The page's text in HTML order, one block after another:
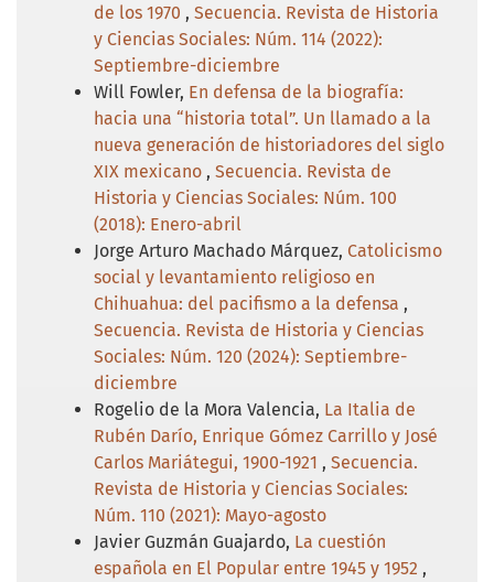
de los 1970 , Secuencia. Revista de Historia
y Ciencias Sociales: Núm. 114 (2022):
Septiembre-diciembre
Will Fowler, En defensa de la biografía:
hacia una “historia total”. Un llamado a la
nueva generación de historiadores del siglo
XIX mexicano , Secuencia. Revista de
Historia y Ciencias Sociales: Núm. 100
(2018): Enero-abril
Jorge Arturo Machado Márquez, Catolicismo
social y levantamiento religioso en
Chihuahua: del pacifismo a la defensa ,
Secuencia. Revista de Historia y Ciencias
Sociales: Núm. 120 (2024): Septiembre-
diciembre
Rogelio de la Mora Valencia, La Italia de
Rubén Darío, Enrique Gómez Carrillo y José
Carlos Mariátegui, 1900-1921 , Secuencia.
Revista de Historia y Ciencias Sociales:
Núm. 110 (2021): Mayo-agosto
Javier Guzmán Guajardo, La cuestión
española en El Popular entre 1945 y 1952 ,